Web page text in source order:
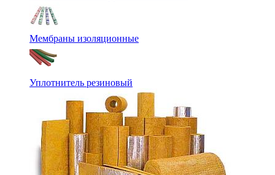
Мембраны изоляционные
Уплотнитель резиновый